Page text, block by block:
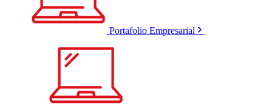
Portafolio Empresarial